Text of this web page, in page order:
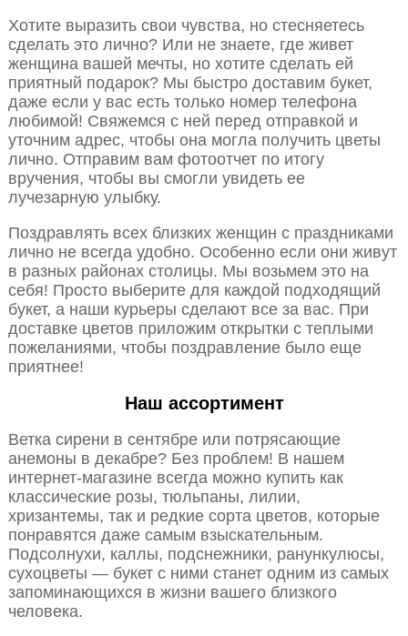
Хотите выразить свои чувства, но стесняетесь
сделать это лично? Или не знаете, где живет
женщина вашей мечты, но хотите сделать ей
приятный подарок? Мы быстро доставим букет,
даже если у вас есть только номер телефона
любимой! Свяжемся с ней перед отправкой и
уточним адрес, чтобы она могла получить цветы
лично. Отправим вам фотоотчет по итогу
вручения, чтобы вы смогли увидеть ее
лучезарную улыбку.
Поздравлять всех близких женщин с праздниками
лично не всегда удобно. Особенно если они живут
в разных районах столицы. Мы возьмем это на
себя! Просто выберите для каждой подходящий
букет, а наши курьеры сделают все за вас. При
доставке цветов приложим открытки с теплыми
пожеланиями, чтобы поздравление было еще
приятнее!
Наш ассортимент
Ветка сирени в сентябре или потрясающие
анемоны в декабре? Без проблем! В нашем
интернет-магазине всегда можно купить как
классические розы, тюльпаны, лилии,
хризантемы, так и редкие сорта цветов, которые
понравятся даже самым взыскательным.
Подсолнухи, каллы, подснежники, ранункулюсы,
сухоцветы — букет с ними станет одним из самых
запоминающихся в жизни вашего близкого
человека.